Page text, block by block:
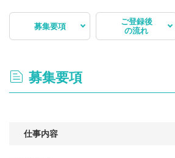
募集要項
ご登録後
の流れ
募集要項
仕事内容